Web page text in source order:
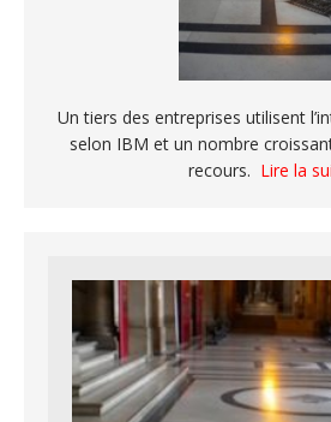
Un tiers des entreprises utilisent
selon IBM et un nombre
recours. Lire la